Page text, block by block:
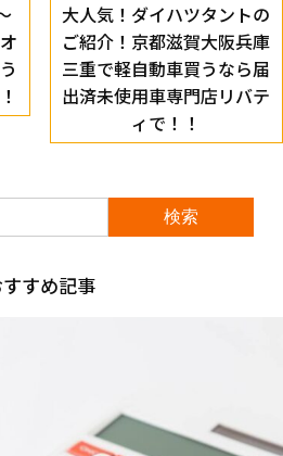
大人気！ダイハツタントの
ご紹介！京都滋賀大阪兵庫
三重で軽自動車買うなら届
出済未使用車専門店リバテ
ィで！！
すめ記事